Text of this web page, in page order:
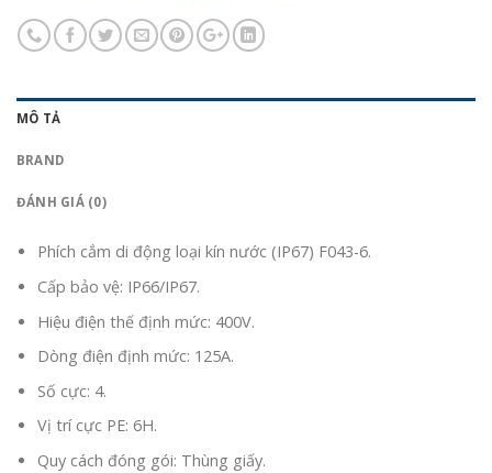
MÔ TẢ
BRAND
ĐÁNH GIÁ (0)
Phích cắm di động loại kín nước (IP67) F043-6.
Cấp bảo vệ: IP66/IP67.
Hiệu điện thế định mức: 400V.
Dòng điện định mức: 125A.
Số cực: 4.
Vị trí cực PE: 6H.
Quy cách đóng gói: Thùng giấy.